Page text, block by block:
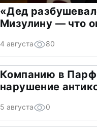
«Дед
Мизулину — что
4 августа 80
Компанию в
нарушение
5 августа 0